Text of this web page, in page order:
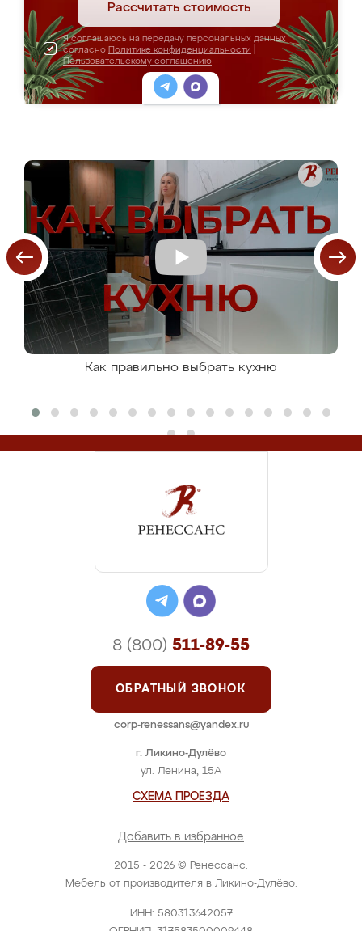
Рассчитать стоимость
Я соглашаюсь на передачу персональных данных
согласно Политике конфиденциальности
Пользовательскому соглашению
Как правильно выбрать кухню
2015 - 2026 © Ренессанс.
Мебель от производителя в Ликино-Дулёво.
ИНН: 580313642057
г. Ликино-Дулёво
ул. Ленина, 15А
СХЕМА ПРОЕЗДА
Добавить в избранное
8 (800) 511-89-55
ОБРАТНЫЙ ЗВОНОК
corp-renessans@yandex.ru